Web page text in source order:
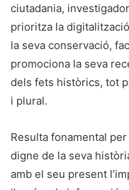
ciutadania,
prioritza la
la seva conservació,
promociona la seva
dels fets històrics, tot
i plural.
Resulta fonamental
digne de la seva
amb el seu present